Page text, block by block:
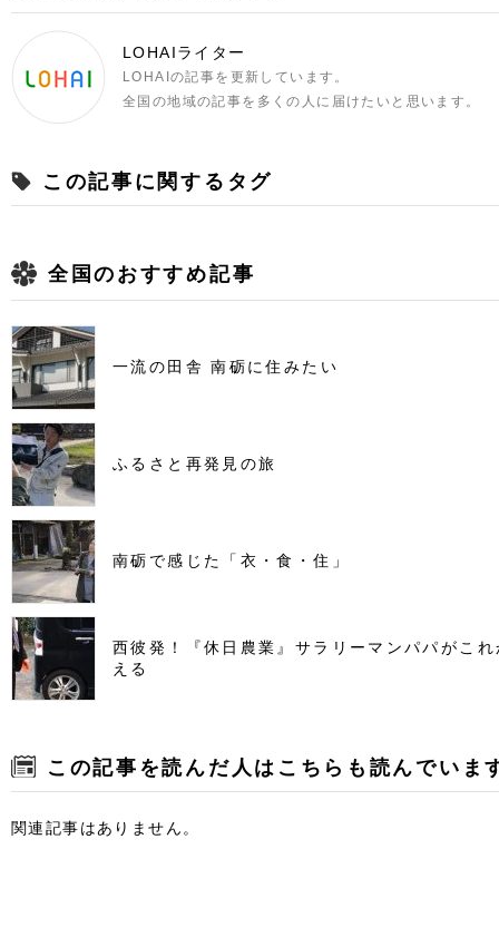
LOHAIライター
LOHAIの記事を更新しています。
全国の地域の記事を多くの人に届けたいと思います。
この記事に関するタグ
全国のおすすめ記事
一流の田舎 南砺に住みたい
ふるさと再発見の旅
南砺で感じた「衣・食・住」
西彼発！『休日農業』サラリーマンパパがこ
える
この記事を読んだ人はこちらも読んでいま
関連記事はありません。